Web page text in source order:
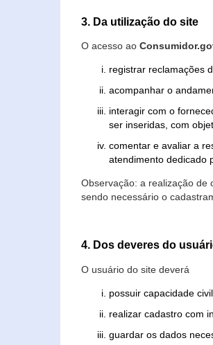
3. Da utilização do site
O acesso ao
registrar reclamações
acompanhar o
interagir com o
ser inseridas, com
comentar e avaliar a
atendimento dedicado
Observação: a realização de
sendo necessário o
4. Dos deveres do
O usuário do site deverá
possuir capacidade
realizar cadastro com
guardar os dados